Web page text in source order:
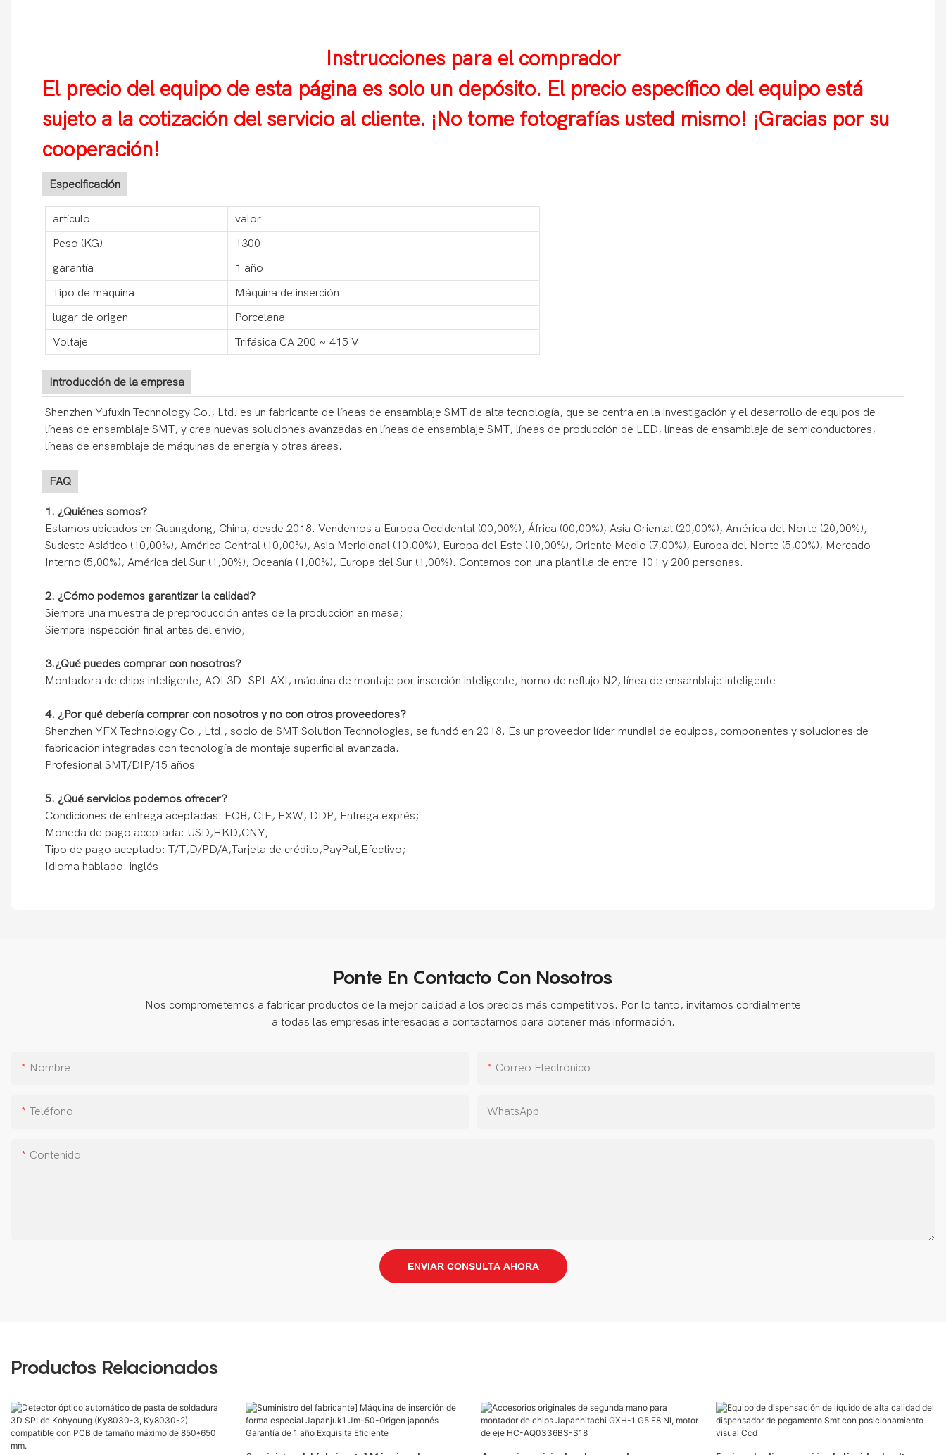
Instrucciones para el comprador
El precio del equipo de esta página es solo un depósito. El precio específico del equipo está
sujeto a la cotización del servicio al cliente. ¡No tome fotografías usted mismo! ¡Gracias por su
cooperación!
Especificación
artículo
valor
Peso (KG)
1300
garantía
1 año
Tipo de máquina
Máquina de inserción
lugar de origen
Porcelana
Voltaje
Trifásica CA 200 ~ 415 V
Introducción de la empresa
Shenzhen Yufuxin Technology Co., Ltd. es un fabricante de líneas de ensamblaje SMT de alta tecnología, que se centra en la investigación y el desarrollo de equipos de
líneas de ensamblaje SMT, y crea nuevas soluciones avanzadas en líneas de ensamblaje SMT, líneas de producción de LED, líneas de ensamblaje de semiconductores,
líneas de ensamblaje de máquinas de energía y otras áreas.
FAQ
1. ¿Quiénes somos?
Estamos ubicados en Guangdong, China, desde 2018. Vendemos a Europa Occidental (00,00%), África (00,00%), Asia Oriental (20,00%), América del Norte (20,00%),
Sudeste Asiático (10,00%), América Central (10,00%), Asia Meridional (10,00%), Europa del Este (10,00%), Oriente Medio (7,00%), Europa del Norte (5,00%), Mercado
Interno (5,00%), América del Sur (1,00%), Oceanía (1,00%), Europa del Sur (1,00%). Contamos con una plantilla de entre 101 y 200 personas.
2. ¿Cómo podemos garantizar la calidad?
Siempre una muestra de preproducción antes de la producción en masa;
Siempre inspección final antes del envío;
3.¿Qué puedes comprar con nosotros?
Montadora de chips inteligente, AOI 3D -SPI-AXI, máquina de montaje por inserción inteligente, horno de reflujo N2, línea de ensamblaje inteligente
4. ¿Por qué debería comprar con nosotros y no con otros proveedores?
Shenzhen YFX Technology Co., Ltd., socio de SMT Solution Technologies, se fundó en 2018. Es un proveedor líder mundial de equipos, componentes y soluciones de
fabricación integradas con tecnología de montaje superficial avanzada.
Profesional SMT/DIP/15 años
5. ¿Qué servicios podemos ofrecer?
Condiciones de entrega aceptadas: FOB, CIF, EXW, DDP, Entrega exprés;
Moneda de pago aceptada: USD,HKD,CNY;
Tipo de pago aceptado: T/T,D/PD/A,Tarjeta de crédito,PayPal,Efectivo;
Idioma hablado: inglés
Ponte En Contacto Con Nosotros
Nos comprometemos a fabricar productos de la mejor calidad a los precios más competitivos. Por lo tanto, invitamos cordialmente
a todas las empresas interesadas a contactarnos para obtener más información.
Nombre Correo Electrónico
Teléfono WhatsApp
Contenido
ENVIAR CONSULTA AHORA
Productos Relacionados